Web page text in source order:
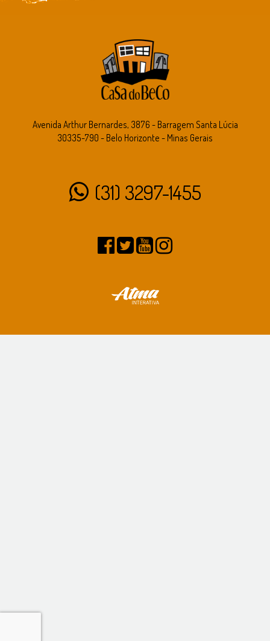
Avenida Arthur Bernardes, 3876 - Barragem Santa Lúcia
30335-790 - Belo Horizonte - Minas Gerais
(31) 3297-1455